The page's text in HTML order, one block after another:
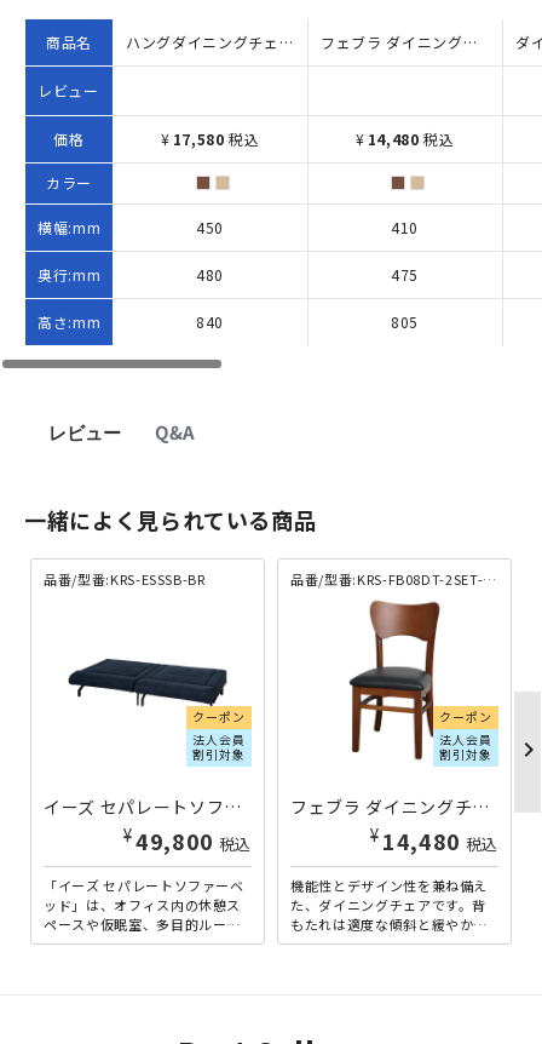
商品名
レビュー
価格
カラー
横幅:mm
奥行:mm
高さ:mm
ハングダイニングチェア２脚組（W450×D480×H840）
¥ 17,580 税込
450
480
840
フェブラ ダイニングチェア W410×D475×H805 2脚セット ブラウン
¥ 14,480 税込
410
475
805
レビュー Q&A
一緒によく見られている商品
品番/型番:KRS-ESSSB-BR
クーポン
法人会員
割引対象
イーズ セパレートソファーベッド W945×D875×H690 ブラウン KRS-ESSSB-BR | 733130
¥49,800 税込
「イーズ セパレートソファーベ
ッド」は、オフィス内の休憩ス
ペースや仮眠室、多目的ルーム
など、限られたスペースでも効
品番/型番:KRS-FB08DT-2SET-BR
クーポン
法人会員
割引対象
フェブラ ダイニングチェア 2脚セット ブラウン 個人宅配送費込B KRS-FB08DT-2SET-BR | 704266
¥ 14,480 税込
機能性とデザイン性を兼ね備え
た、ダイニングチェアです。背
もたれは適度な傾斜と緩やかな
カーブを採用しており、背中を
chevron_right